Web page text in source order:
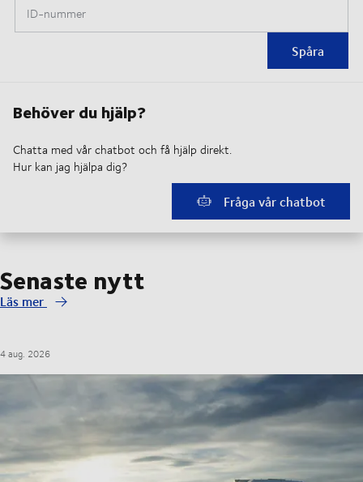
ID-nummer
Spåra
Behöver du hjälp?
Chatta med vår chatbot och få hjälp direkt.
Hur kan jag hjälpa dig?
Fråga vår chatbot
Senaste nytt
Läs mer
4 aug. 2026